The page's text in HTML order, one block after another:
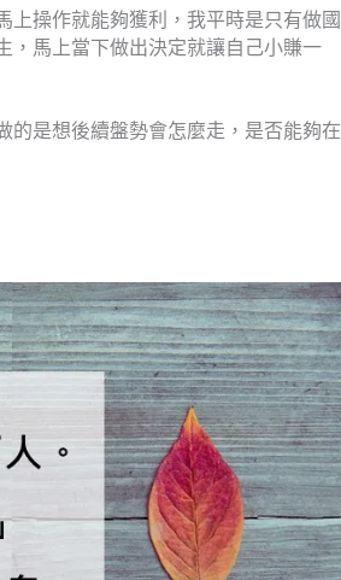
操作就能夠獲利，我平時是只有做國
，馬上當下做出決定就讓自己小賺一
的是想後續盤勢會怎麼走，是否能夠在